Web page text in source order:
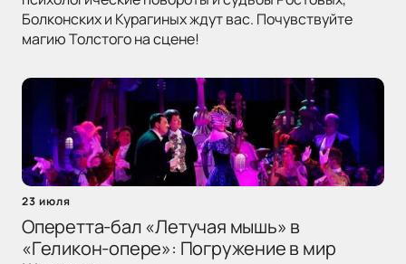
Болконских и Курагиных ждут вас. Почувствуйте
магию Толстого на сцене!
23 июля
Оперетта-бал «Летучая мышь» в
«Геликон-опере»: Погружение в мир